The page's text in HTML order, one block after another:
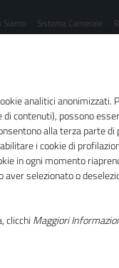
Siamo Sistema Camerale
camerale
meno al Sud
analitici anonimizzati.
contenuti), possono
alla terza parte
i cookie di
in ogni momento
aver selezionato o
clicchi Maggiori